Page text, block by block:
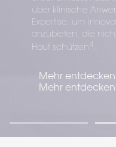
über klinische
Expertise, um
anzubieten, die
Haut schützen4 .
Mehr
Mehr